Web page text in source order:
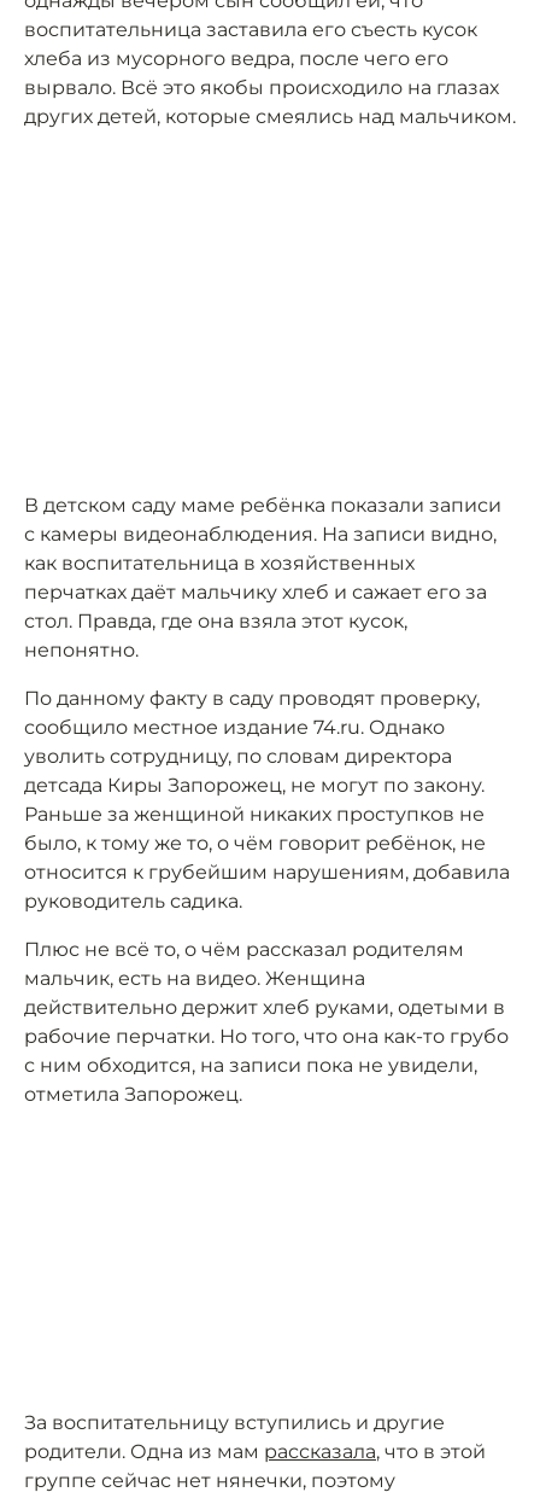
воспитательница заставила его съесть кусок
хлеба из мусорного ведра, после чего его
вырвало. Всё это якобы происходило на глазах
других детей, которые смеялись над мальчиком.
В детском саду маме ребёнка показали записи
с камеры видеонаблюдения. На записи видно,
как воспитательница в хозяйственных
перчатках даёт мальчику хлеб и сажает его за
стол. Правда, где она взяла этот кусок,
непонятно.
По данному факту в саду проводят проверку,
сообщило местное издание 74.ru. Однако
уволить сотрудницу, по словам директора
детсада Киры Запорожец, не могут по закону.
Раньше за женщиной никаких проступков не
было, к тому же то, о чём говорит ребёнок, не
относится к грубейшим нарушениям, добавила
руководитель садика.
Плюс не всё то, о чём рассказал родителям
мальчик, есть на видео. Женщина
действительно держит хлеб руками, одетыми в
рабочие перчатки. Но того, что она как-то грубо
с ним обходится, на записи пока не увидели,
отметила Запорожец.
За воспитательницу вступились и другие
родители. Одна из мам рассказала, что в этой
группе сейчас нет нянечки, поэтому